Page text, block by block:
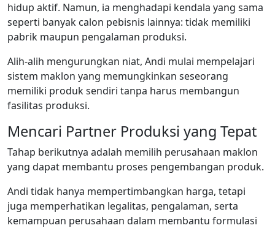
hidup aktif. Namun, ia menghadapi kendala yang sama
seperti banyak calon pebisnis lainnya: tidak memiliki
pabrik maupun pengalaman produksi.
Alih-alih mengurungkan niat, Andi mulai mempelajari
sistem maklon yang memungkinkan seseorang
memiliki produk sendiri tanpa harus membangun
fasilitas produksi.
Mencari Partner Produksi yang Tepat
Tahap berikutnya adalah memilih perusahaan maklon
yang dapat membantu proses pengembangan produk.
Andi tidak hanya mempertimbangkan harga, tetapi
juga memperhatikan legalitas, pengalaman, serta
kemampuan perusahaan dalam membantu formulasi